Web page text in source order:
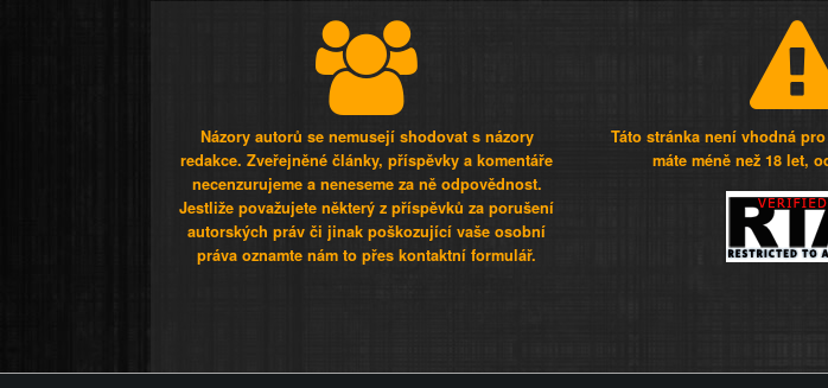
Názory autorů se nemusejí shodovat s názory
redakce. Zveřejněné články, příspěvky a komentáře
necenzurujeme a neneseme za ně odpovědnost.
Jestliže považujete některý z příspěvků za porušení
autorských práv či jinak poškozující vaše osobní
práva oznamte nám to přes kontaktní formulář.
Táto stránka není vhodná
máte méně než 18 let,